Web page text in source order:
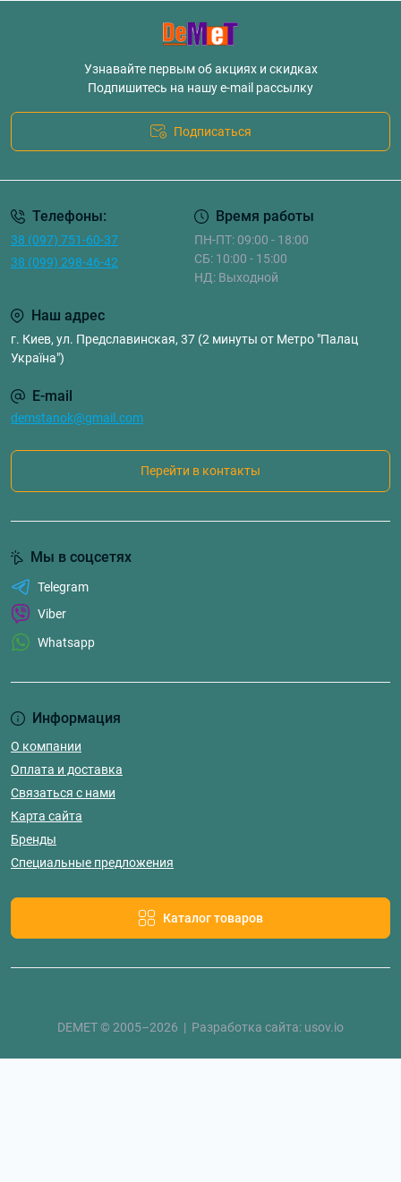
Узнавайте первым об акциях и скидках
Подпишитесь на нашу e-mail рассылку
Подписаться
Телефоны:
38 (097) 751-60-37
38 (099) 298-46-42
Время работы
ПН-ПТ: 09:00 - 18:00
СБ: 10:00 - 15:00
НД: Выходной
Наш адрес
г. Киев, ул. Предславинская, 37 (2 минуты от Метро "Палац
Україна")
E-mail
demstanok@gmail.com
Перейти в контакты
Информация
О компании
Оплата и доставка
Связаться с нами
Карта сайта
Бренды
Специальные предложения
Каталог товаров
Мы в соцсетях
Telegram
Viber
Whatsapp
DEMET © 2005–2026 | Разработка сайта: usov.io